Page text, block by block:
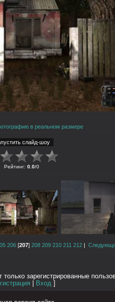
в реальном размере
Рейтинг: 0.0/0
206 [207] 208 209 210 211 212 |
зарегистрированные
Вход